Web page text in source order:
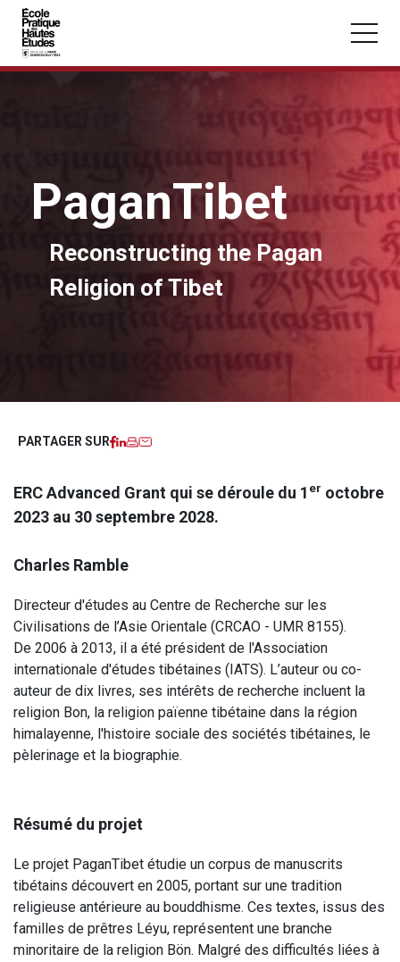
Vous recherchez peut-être :
Section
PaganTibet
Reconstructing the Pagan
Religion of Tibet
PARTAGER SUR Facebook
LinkedIn
Imprimer
ERC Advanced Grant qui se déroule du 1 er octobre
2023 au 30 septembre 2028.
Charles Ramble
Directeur d'études au Centre de Recherche sur les
Civilisations de l’Asie Orientale (CRCAO - UMR 8155).
De 2006 à 2013, il a été président de l'Association
internationale d'études tibétaines (IATS). L’auteur ou co-
auteur de dix livres, ses intérêts de recherche incluent la
religion Bon, la religion païenne tibétaine dans la région
himalayenne, l'histoire sociale des sociétés tibétaines, le
pèlerinage et la biographie.
Résumé du projet
Le projet PaganTibet étudie un corpus de manuscrits
tibétains découvert en 2005, portant sur une tradition
religieuse antérieure au bouddhisme. Ces textes, issus des
familles de prêtres Léyu, représentent une branche
minoritaire de la religion Bön. Malgré des difficultés liées à
Panneau de gestion des cookies